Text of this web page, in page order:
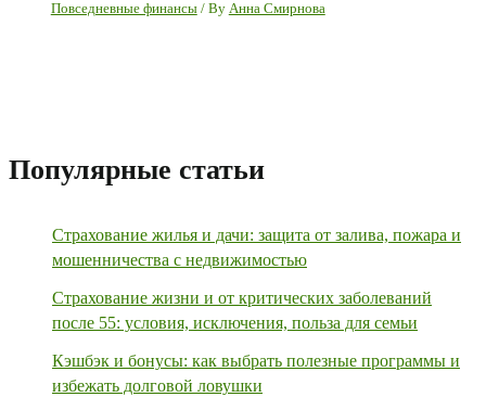
Повседневные финансы/ By Анна Смирнова
Популярные статьи
Страхование жилья и дачи: защита от залива, пожара и
мошенничества с недвижимостью
Страхование жизни и от критических заболеваний
после 55: условия, исключения, польза для семьи
Кэшбэк и бонусы: как выбрать полезные программы и
избежать долговой ловушки